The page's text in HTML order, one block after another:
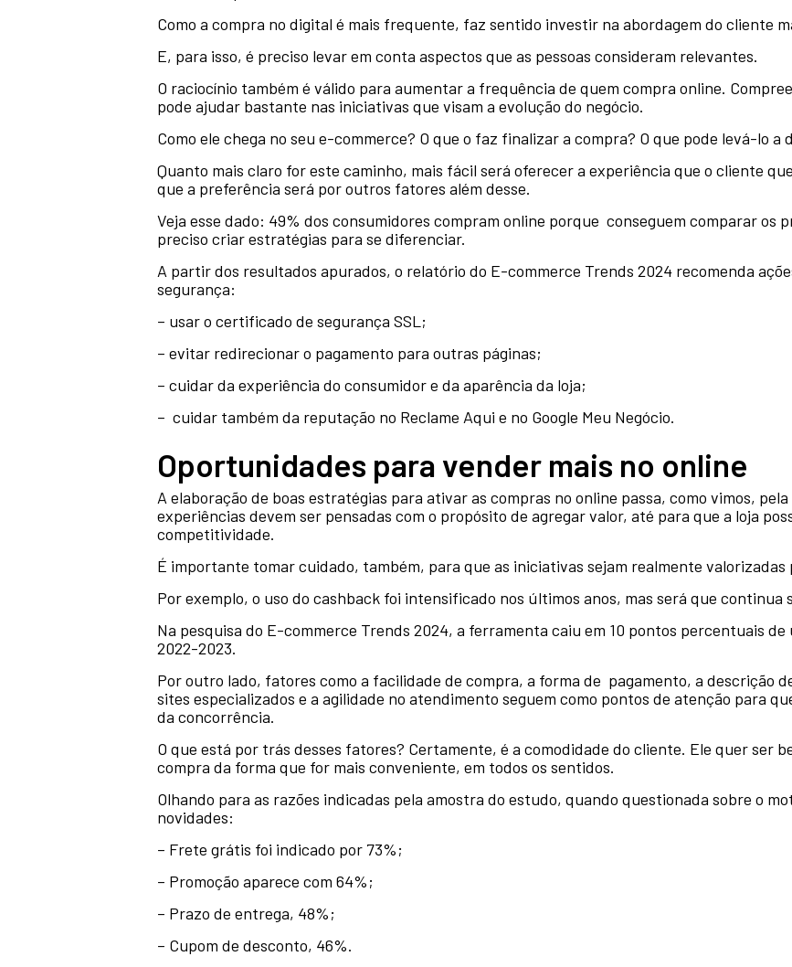
Como a compra no digital é mais frequente, faz sentido investir na abordagem do cliente
E, para isso, é preciso levar em conta aspectos que as pessoas consideram relevantes.
O raciocínio também é válido para aumentar a frequência de quem compra online.
pode ajudar bastante nas iniciativas que visam a evolução do negócio.
Como ele chega no seu e-commerce? O que o faz finalizar a compra? O que pode levá-lo
Quanto mais claro for este caminho, mais fácil será oferecer a experiência que o cliente
que a preferência será por outros fatores além desse.
Veja esse dado: 49% dos consumidores compram online porque conseguem comparar os
preciso criar estratégias para se diferenciar.
A partir dos resultados apurados, o relatório do E-commerce Trends 2024 recomenda
segurança:
– usar o certificado de segurança SSL;
– evitar redirecionar o pagamento para outras páginas;
– cuidar da experiência do consumidor e da aparência da loja;
– cuidar também da reputação no Reclame Aqui e no Google Meu Negócio.
Oportunidades para vender mais no online
A elaboração de boas estratégias para ativar as compras no online passa, como vimos,
experiências devem ser pensadas com o propósito de agregar valor, até para que a loja
competitividade.
É importante tomar cuidado, também, para que as iniciativas sejam realmente valorizadas
Por exemplo, o uso do cashback foi intensificado nos últimos anos, mas será que continua
Na pesquisa do E-commerce Trends 2024, a ferramenta caiu em 10 pontos percentuais
2022-2023.
Por outro lado, fatores como a facilidade de compra, a forma de pagamento, a descrição
sites especializados e a agilidade no atendimento seguem como pontos de atenção para
da concorrência.
O que está por trás desses fatores? Certamente, é a comodidade do cliente. Ele quer ser
compra da forma que for mais conveniente, em todos os sentidos.
Olhando para as razões indicadas pela amostra do estudo, quando questionada sobre o
novidades:
– Frete grátis foi indicado por 73%;
– Promoção aparece com 64%;
– Prazo de entrega, 48%;
– Cupom de desconto, 46%.